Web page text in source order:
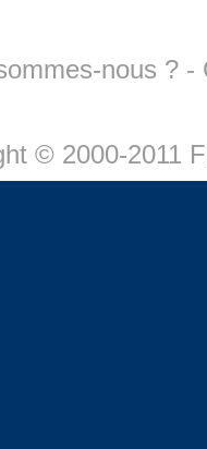
nous ? -
© 2000-2011